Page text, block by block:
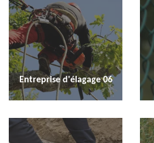
Entreprise d'élagage 06